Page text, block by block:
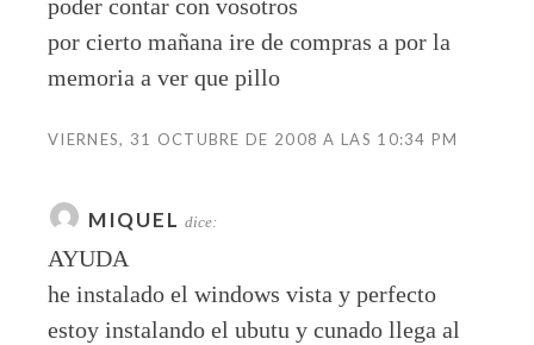
poder contar con vosotros
por cierto mañana ire de compras a por la
memoria a ver que pillo
VIERNES, 31 OCTUBRE DE 2008 A LAS 10:34 PM
MIQUEL dice:
AYUDA
he instalado el windows vista y perfecto
estoy instalando el ubutu y cunado llega al